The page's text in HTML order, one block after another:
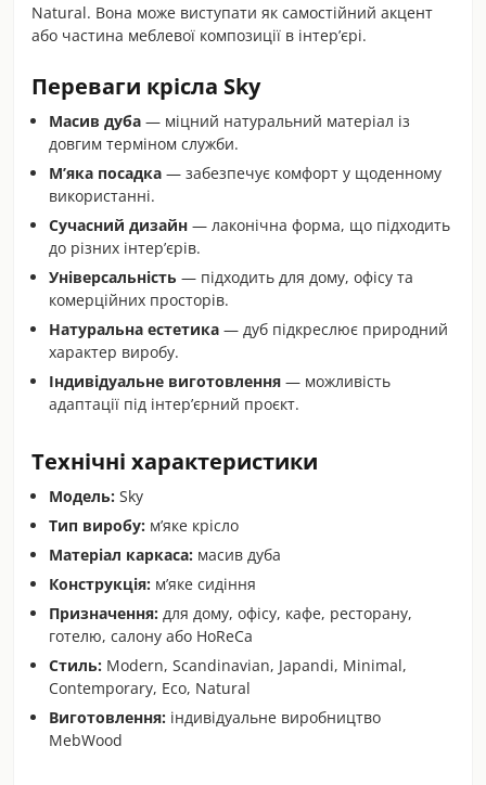
Natural. Вона може виступати як самостійний акцент
або частина меблевої композиції в інтер’єрі.
Переваги крісла Sky
Масив дуба — міцний натуральний матеріал із
довгим терміном служби.
М’яка посадка — забезпечує комфорт у щоденному
використанні.
Сучасний дизайн — лаконічна форма, що підходить
до різних інтер’єрів.
Універсальність — підходить для дому, офісу та
комерційних просторів.
Натуральна естетика — дуб підкреслює природний
характер виробу.
Індивідуальне виготовлення — можливість
адаптації під інтер’єрний проєкт.
Технічні характеристики
Модель: Sky
Тип виробу: м’яке крісло
Матеріал каркаса: масив дуба
Конструкція: м’яке сидіння
Призначення: для дому, офісу, кафе, ресторану,
готелю, салону або HoReCa
Стиль: Modern, Scandinavian, Japandi, Minimal,
Contemporary, Eco, Natural
Виготовлення: індивідуальне виробництво
MebWood